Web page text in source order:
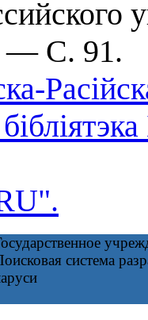
— С. 91.
система